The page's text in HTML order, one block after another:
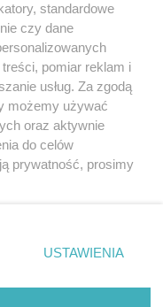
1
pomogą
z portali
sięz nami
standardowe
czy dane
pomiar reklam i
usług. Za zgodą
możemy używać
oraz aktywnie
do celów
prywatność, prosimy
dolnym rogu strony
nie wymagają
sprzeciwić się
miały
USTAWIENIA